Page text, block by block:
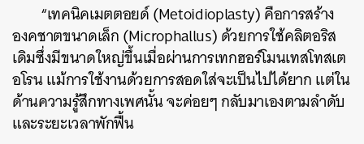
“เทคนิคเมตตอยด์ (Metoidioplasty) คือการสร้าง
องคชาตขนาดเล็ก (Microphallus) ด้วยการใช้คลิตอริส
เดิมซึ่งมีขนาดใหญ่ขึ้นเมื่อผ่านการเทกฮอร์โมนเทสโทสเต
อโรน แม้การใช้งานด้วยการสอดใส่จะเป็นไปได้ยาก แต่ใน
ด้านความรู้สึกทางเพศนั้น จะค่อยๆ กลับมาเองตามลำดับ
และระยะเวลาพักฟื้น